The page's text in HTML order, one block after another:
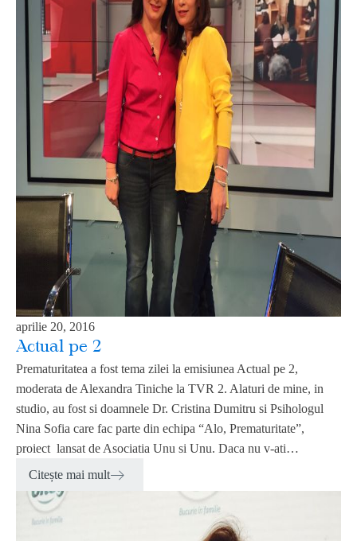
aprilie 20, 2016
Actual pe 2
Prematuritatea a fost tema zilei la emisiunea Actual pe 2,
moderata de Alexandra Tiniche la TVR 2. Alaturi de mine, in
studio, au fost si doamnele Dr. Cristina Dumitru si Psihologul
Nina Sofia care fac parte din echipa “Alo, Prematuritate”,
proiect lansat de Asociatia Unu si Unu. Daca nu v-ati…
Citește mai mult